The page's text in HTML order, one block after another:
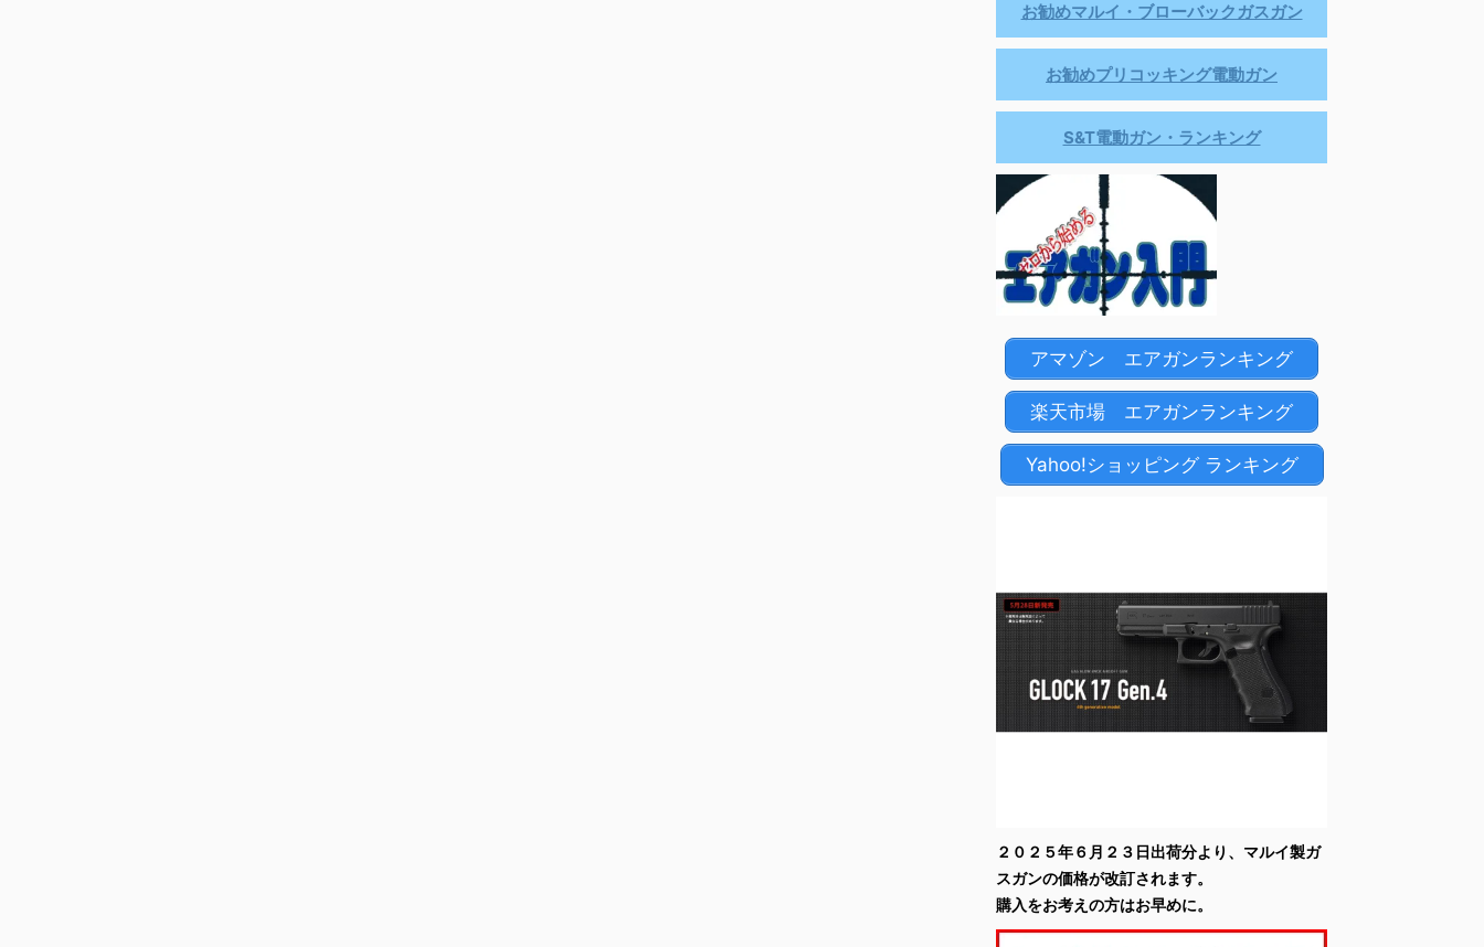
お勧めマルイ・ブローバックガスガン
お勧めプリコッキング電動ガン
S&T電動ガン・ランキング
アマゾン エアガンランキング
楽天市場 エアガンランキング
Yahoo!ショッピング ランキング
２０２５年６月２３日出荷分より、マルイ製ガ
スガンの価格が改訂されます。
購入をお考えの方はお早めに。